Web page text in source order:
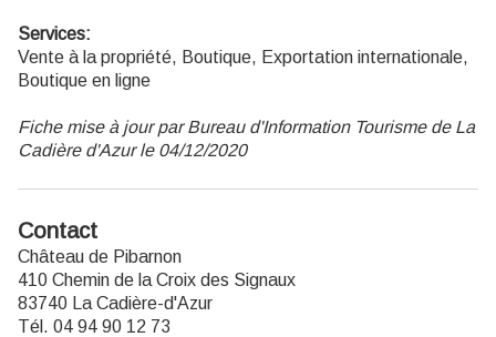
Services:
Vente à la propriété, Boutique, Exportation internationale,
Boutique en ligne
Fiche mise à jour par Bureau d'Information Tourisme de La
Cadière d'Azur le 04/12/2020
Contact
Château de Pibarnon
410 Chemin de la Croix des Signaux
83740 La Cadière-d'Azur
Tél. 04 94 90 12 73